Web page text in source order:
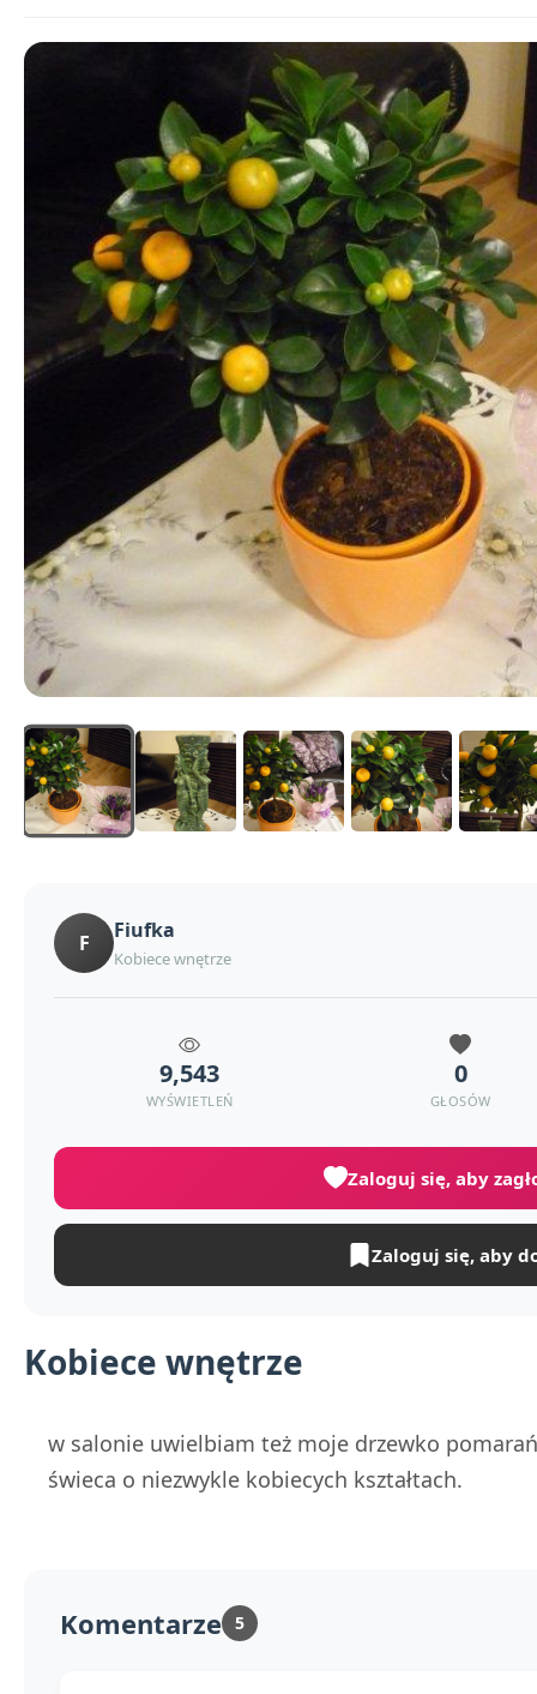
Kobiece wnętrze
w salonie uwielbiam też moje drzewko
świeca o niezwykle kobiecych kształtach.
F Fiufka
Kobiece wnętrze
9,543
WYŚWIETLEŃ
0
GŁOSÓW
Zaloguj się, aby
Zaloguj się, aby
Komentarze 5